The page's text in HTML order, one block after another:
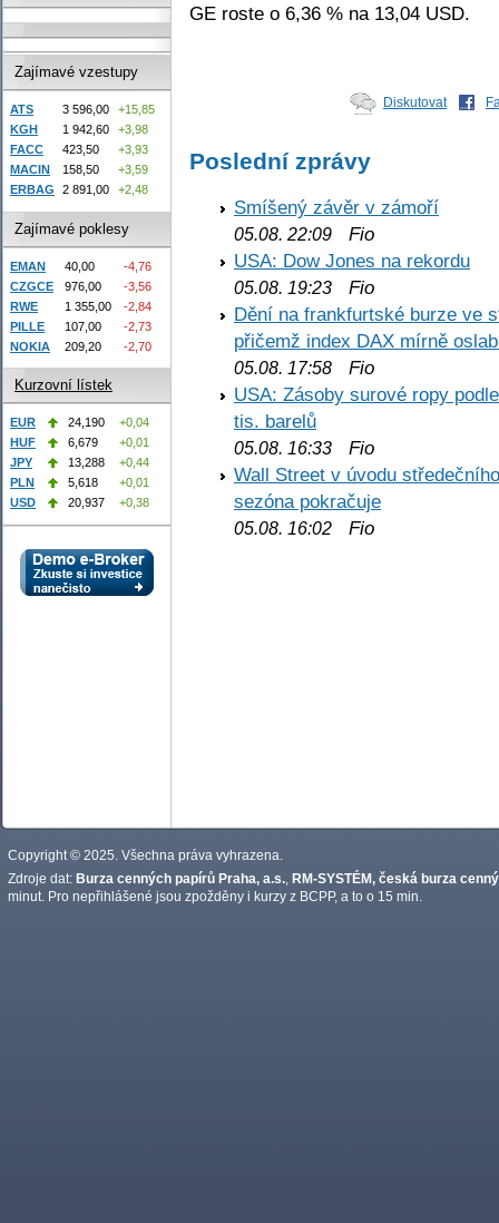
GE roste o 6,36 % na 13,04 USD.
Diskutovat
Poslední zprávy
Smíšený závěr v zámoří
05.08. 22:09 Fio
USA: Dow Jones na rekordu
05.08. 19:23 Fio
Dění na frankfurtské burze ve
přičemž index DAX mírně
05.08. 17:58 Fio
USA: Zásoby surové ropy
tis. barelů
05.08. 16:33 Fio
Wall Street v úvodu
sezóna pokračuje
05.08. 16:02 Fio
Zajímavé vzestupy
ATS 3 596,00
+15,85
KGH
1 942,60
+3,98
FACC
423,50
+3,93
MACIN
158,50
+3,59
ERBAG
2 891,00 +2,48
Zajímavé poklesy
EMAN 40,00
-4,76
CZGCE
976,00
-3,56
RWE
1 355,00
-2,84
PILLE
107,00
-2,73
NOKIA
209,20 -2,70
Kurzovní lístek
EUR 24,190
+0,04
HUF
6,679
+0,01
JPY
13,288
+0,44
PLN
5,618
+0,01
USD
20,937 +0,38
Copyright © 2025. Všechna práva vyhrazena.
Zdroje dat: Burza cenných papírů Praha, a.s. RM-SYSTÉM, česká burza
minut. Pro nepřihlášené jsou zpožděny i kurzy z BCPP, a to o 15 min.